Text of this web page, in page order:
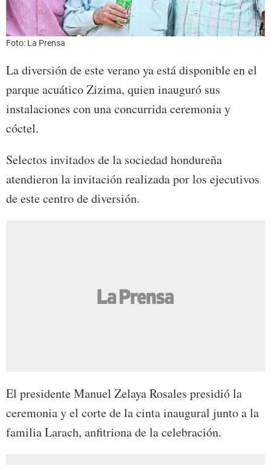
Foto: La Prensa
La diversión de este verano ya está disponible en el
parque acuático Zizima, quien inauguró sus
instalaciones con una concurrida ceremonia y
cóctel.
Selectos invitados de la sociedad hondureña
atendieron la invitación realizada por los ejecutivos
de este centro de diversión.
El presidente Manuel Zelaya Rosales presidió la
ceremonia y el corte de la cinta inaugural junto a la
familia Larach, anfitriona de la celebración.